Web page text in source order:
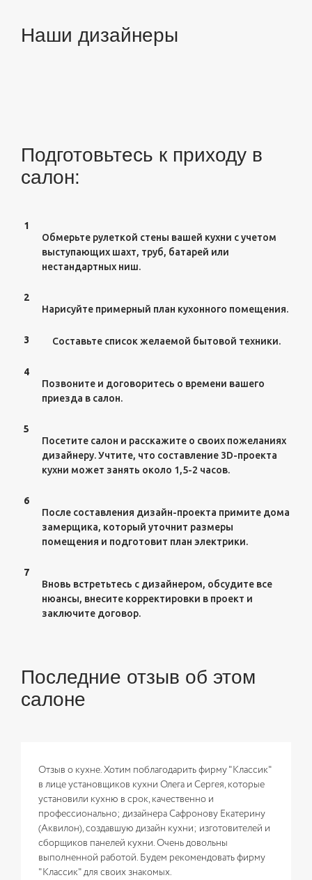
Наши дизайнеры
Подготовьтесь к приходу в
салон:
1
Обмерьте рулеткой стены вашей кухни с учетом
выступающих шахт, труб, батарей или
нестандартных ниш.
2
Нарисуйте примерный план кухонного помещения.
3 Составьте список желаемой бытовой техники.
4
Позвоните и договоритесь о времени вашего
приезда в салон.
5
Посетите салон и расскажите о своих пожеланиях
дизайнеру. Учтите, что составление 3D-проекта
кухни может занять около 1,5-2 часов.
6
После составления дизайн-проекта примите дома
замерщика, который уточнит размеры
помещения и подготовит план электрики.
7
Вновь встретьтесь с дизайнером, обсудите все
нюансы, внесите корректировки в проект и
заключите договор.
Последние отзыв об этом
салоне
Отзыв о кухне. Хотим поблагодарить фирму "Классик"
в лице установщиков кухни Олега и Сергея, которые
установили кухню в срок, качественно и
профессионально; дизайнера Сафронову Екатерину
(Аквилон), создавшую дизайн кухни; изготовителей и
сборщиков панелей кухни. Очень довольны
выполненной работой. Будем рекомендовать фирму
"Классик" для своих знакомых.